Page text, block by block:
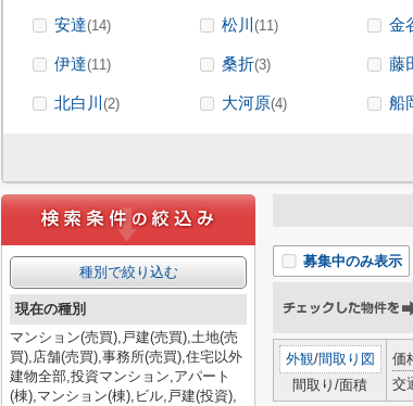
安達(14) 松川 (11) 金
伊達(11) 桑折(3) 藤
北白川 (2) 大河原(4) 船
募集中のみ表示
外観/間取り図
間取り/面積
価
交
種別で絞り込む
現在の種別
マンション(売買),戸建(売買),土地(売
買),店舗(売買),事務所(売買),住宅以外
建物全部,投資マンション,アパート
(棟),マンション(棟),ビル,戸建(投資),